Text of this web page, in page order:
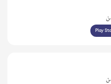
Play